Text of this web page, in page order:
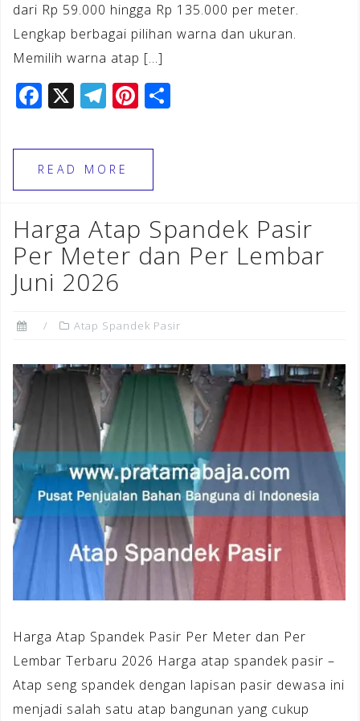
dari Rp 59.000 hingga Rp 135.000 per meter.
Lengkap berbagai pilihan warna dan ukuran.
Memilih warna atap […]
F
c
e
b
o
o
k
X T
e
gr
a
m
Pi
te
e
st
READ MORE
Harga Atap Spandek Pasir
Per Meter dan Per Lembar
Juni 2026
Atap Spandek Pasir
Harga Atap Spandek Pasir Per Meter dan Per
Lembar Terbaru 2026 Harga atap spandek pasir –
Atap seng spandek dengan lapisan pasir dewasa ini
menjadi salah satu atap bangunan yang cukup